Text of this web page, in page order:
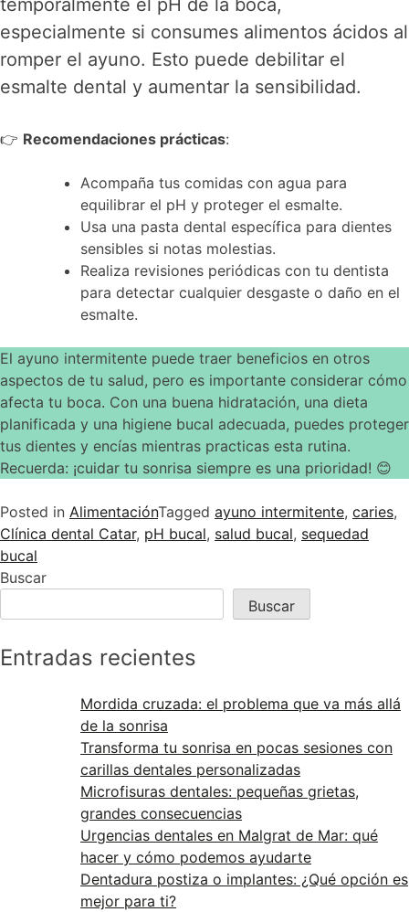
temporalmente el pH de la boca,
especialmente si consumes alimentos ácidos al
romper el ayuno. Esto puede debilitar el
esmalte dental y aumentar la sensibilidad.
👉 Recomendaciones prácticas:
Acompaña tus comidas con agua para
equilibrar el pH y proteger el esmalte.
Usa una pasta dental específica para dientes
sensibles si notas molestias.
Realiza revisiones periódicas con tu dentista
para detectar cualquier desgaste o daño en el
esmalte.
El ayuno intermitente puede traer beneficios en otros
aspectos de tu salud, pero es importante considerar cómo
afecta tu boca. Con una buena hidratación, una dieta
planificada y una higiene bucal adecuada, puedes proteger
tus dientes y encías mientras practicas esta rutina.
Recuerda: ¡cuidar tu sonrisa siempre es una prioridad! 😊
Posted in AlimentaciónTagged ayuno intermitente, caries,
Clínica dental Catar, pH bucal, salud bucal, sequedad
bucal
Buscar
Buscar
Entradas recientes
Mordida cruzada: el problema que va más allá
de la sonrisa
Transforma tu sonrisa en pocas sesiones con
carillas dentales personalizadas
Microfisuras dentales: pequeñas grietas,
grandes consecuencias
Urgencias dentales en Malgrat de Mar: qué
hacer y cómo podemos ayudarte
Dentadura postiza o implantes: ¿Qué opción es
mejor para ti?